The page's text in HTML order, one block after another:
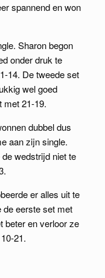
spannend en won
Sharon begon
onder druk te
14. De tweede set
wel goed
met 21-19.
dubbel dus
aan zijn single.
wedstrijd niet te
er alles uit te
de eerste set met
beter en verloor ze
21.